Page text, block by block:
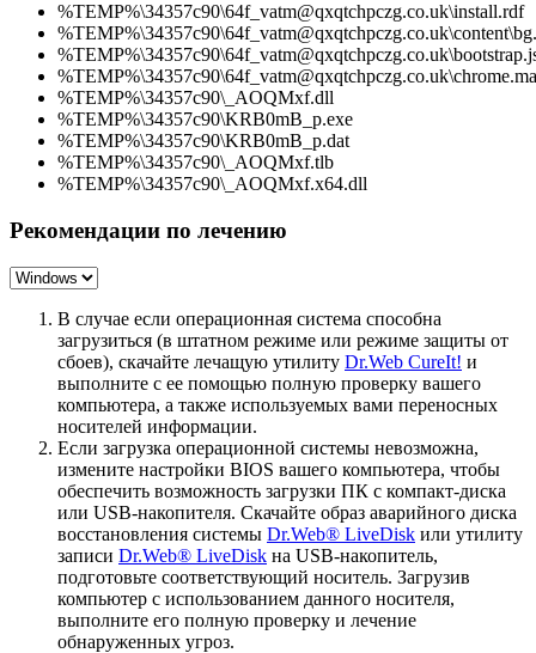
%TEMP%\34357c90\64f_vatm@qxqtchpczg.co.uk\install.rdf
%TEMP%\34357c90\_AOQMxf.dll
%TEMP%\34357c90\KRB0mB_p.exe
%TEMP%\34357c90\KRB0mB_p.dat
%TEMP%\34357c90\_AOQMxf.tlb
%TEMP%\34357c90\_AOQMxf.x64.dll
Рекомендации по лечению
В случае если операционная система способна
загрузиться (в штатном режиме или режиме защиты от
сбоев), скачайте лечащую утилиту Dr.Web CureIt! и
выполните с ее помощью полную проверку вашего
компьютера, а также используемых вами переносных
носителей информации.
Если загрузка операционной системы невозможна,
измените настройки BIOS вашего компьютера, чтобы
обеспечить возможность загрузки ПК с компакт-диска
или USB-накопителя. Скачайте образ аварийного диска
восстановления системы Dr.Web® LiveDisk или утилиту
записи Dr.Web® LiveDisk на USB-накопитель,
подготовьте соответствующий носитель. Загрузив
компьютер с использованием данного носителя,
выполните его полную проверку и лечение
обнаруженных угроз.